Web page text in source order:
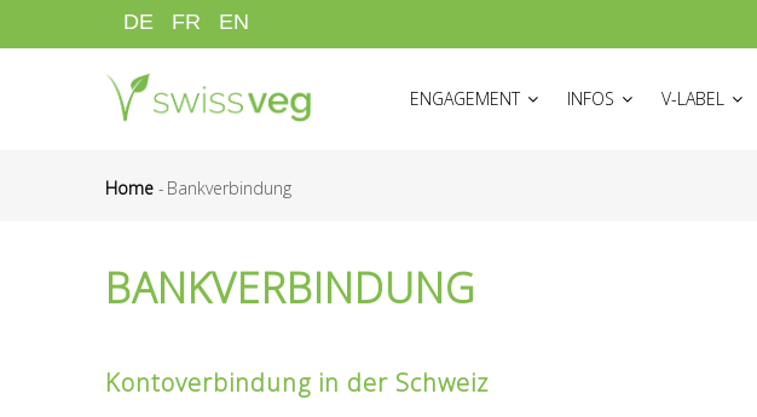
zum
DE FR EN
ENGAGEMENT
INFOS V-LABEL
Home - Bankverbindung
BANKVERBINDUNG
Kontoverbindung in der Schweiz